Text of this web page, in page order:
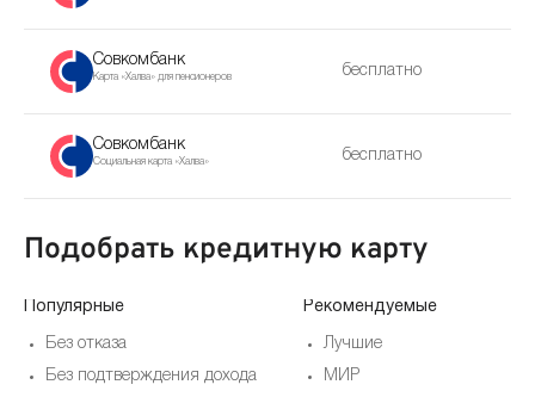
Совкомбанк
Карта «Халва» для пенсионеров бесплатно
Совкомбанк
Социальная карта «Халва» бесплатно
Подобрать кредитную карту
Популярные
Без отказа
Без подтверждения дохода
Рекомендуемые
Лучшие
МИР